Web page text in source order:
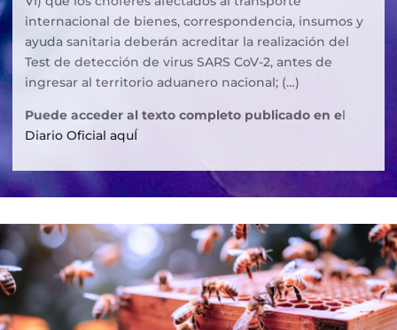
internacional de bienes, correspondencia, insumos y
ayuda sanitaria deberán acreditar la realización del
Test de detección de virus SARS CoV-2, antes de
ingresar al territorio aduanero nacional; (…)
Puede acceder al texto completo publicado en el
Diario Oficial aquÍ